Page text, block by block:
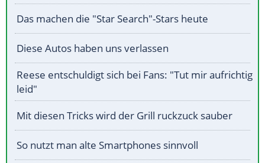
Das machen die "Star Search"-Stars heute
Diese Autos haben uns verlassen
Reese entschuldigt sich bei Fans: "Tut mir aufrichtig
leid"
Mit diesen Tricks wird der Grill ruckzuck sauber
So nutzt man alte Smartphones sinnvoll